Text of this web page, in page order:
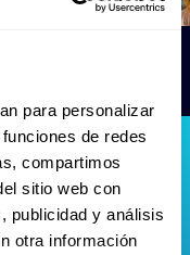
para personalizar
de redes
compartimos
sitio web con
publicidad y análisis
otra información